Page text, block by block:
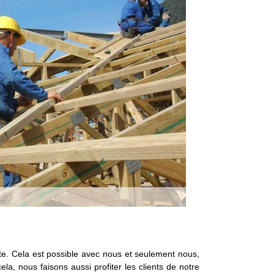
Cela est possible avec nous et seulement nous,
nous faisons aussi profiter les clients de notre